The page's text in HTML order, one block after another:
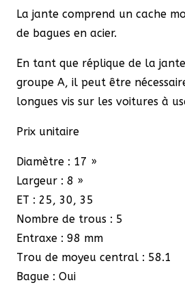
La jante comprend un cache
de bagues en acier.
En tant que réplique de la jante
groupe A, il peut être
longues vis sur les voitures à
Prix unitaire
Diamètre : 17 »
Largeur : 8 »
ET : 25, 30, 35
Nombre de trous : 5
Entraxe : 98 mm
Trou de moyeu central : 58.1
Bague : Oui